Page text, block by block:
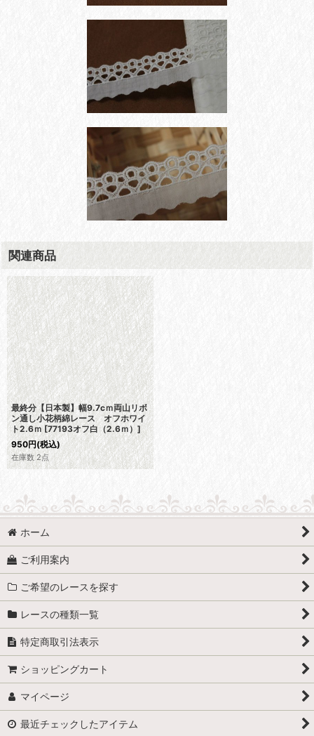
関連商品
最終分【日本製】幅9.7cｍ両山リボ
ン通し小花柄綿レース オフホワイ
ト2.6ｍ [77193オフ白（2.6ｍ）]
950円(税込)
在庫数 2点
ホーム
ご利用案内
ご希望のレースを探す
レースの種類一覧
特定商取引法表示
ショッピングカート
マイページ
最近チェックしたアイテム